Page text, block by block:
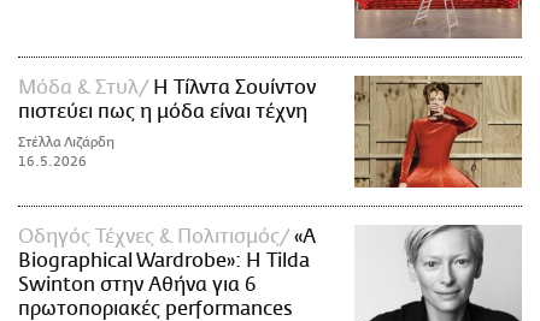
Μόδα & Στυλ
Η Τίλντα Σουίντον
πιστεύει πως η μόδα είναι τέχνη
Στέλλα Λιζάρδη
16.5.2026
Οδηγός Τέχνες & Πολιτισμός
«A
Biographical Wardrobe»: Η Tilda
Swinton στην Αθήνα για 6
πρωτοποριακές performances